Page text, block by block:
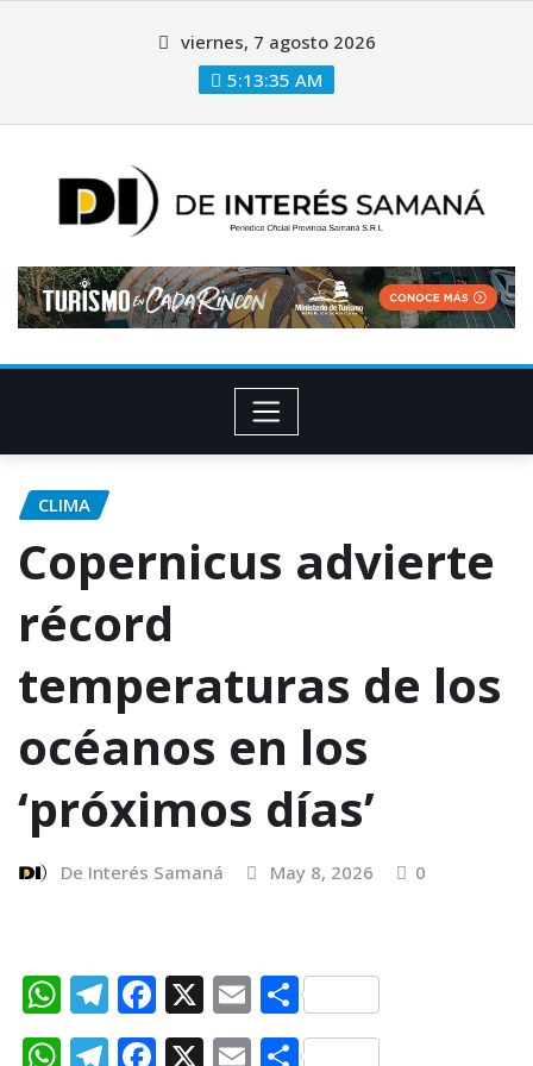
viernes, 7 agosto 2026
5:13:36 AM
CLIMA
Copernicus advierte
récord
temperaturas de los
océanos en los
‘próximos días’
De Interés Samaná May 8, 2026 0
W
h
T
el
F
a
X E
m
C
o